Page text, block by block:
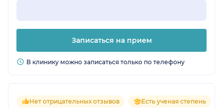
Записаться на прием
В клинику можно записаться только по телефону
Нет отрицательных отзывов Есть ученая степень